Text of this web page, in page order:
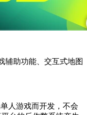
辅助功能、交互式地图
人游戏而开发，不会